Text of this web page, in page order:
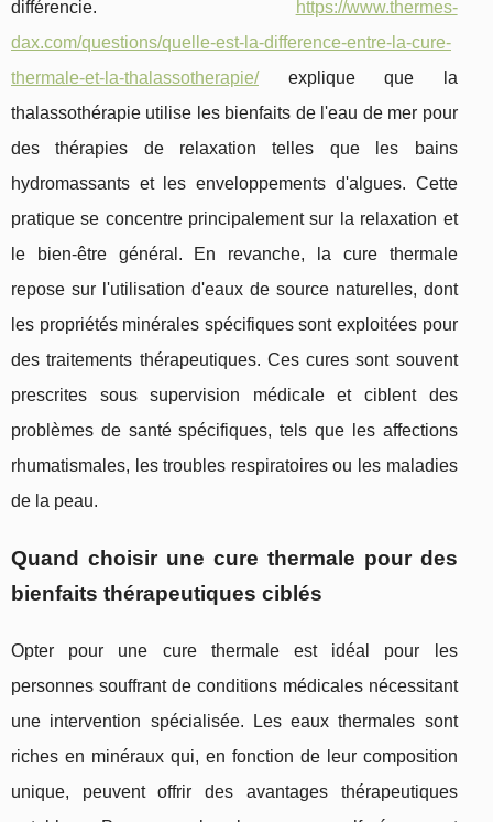
différencie.
https://www.thermes-
dax.com/questions/quelle-est-la-difference-entre-la-cure-
thermale-et-la-thalassotherapie/explique que la
thalassothérapie utilise les bienfaits de l'eau de mer pour
des thérapies de relaxation telles que les bains
hydromassants et les enveloppements d'algues. Cette
pratique se concentre principalement sur la relaxation et
le bien-être général. En revanche, la cure thermale
repose sur l'utilisation d'eaux de source naturelles, dont
les propriétés minérales spécifiques sont exploitées pour
des traitements thérapeutiques. Ces cures sont souvent
prescrites sous supervision médicale et ciblent des
problèmes de santé spécifiques, tels que les affections
rhumatismales, les troubles respiratoires ou les maladies
de la peau.
Quand choisir une cure thermale pour des
bienfaits thérapeutiques ciblés
Opter pour une cure thermale est idéal pour les
personnes souffrant de conditions médicales nécessitant
une intervention spécialisée. Les eaux thermales sont
riches en minéraux qui, en fonction de leur composition
unique, peuvent offrir des avantages thérapeutiques